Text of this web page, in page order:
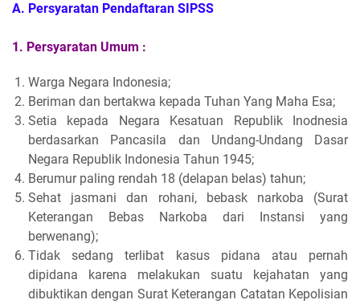
A. Persyaratan Pendaftaran SIPSS
1. Persyaratan Umum :
Warga Negara Indonesia;
Beriman dan bertakwa kepada Tuhan Yang Maha Esa;
Setia kepada Negara Kesatuan Republik Inodnesia
berdasarkan Pancasila dan Undang-Undang Dasar
Negara Republik Indonesia Tahun 1945;
Berumur paling rendah 18 (delapan belas) tahun;
Sehat jasmani dan rohani, bebask narkoba (Surat
Keterangan Bebas Narkoba dari Instansi yang
berwenang);
Tidak sedang terlibat kasus pidana atau pernah
dipidana karena melakukan suatu kejahatan yang
dibuktikan dengan Surat Keterangan Catatan Kepolisian